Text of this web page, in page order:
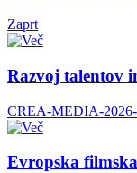
Zaprt
Razvoj talentov
CREA-MEDIA-
Evropska